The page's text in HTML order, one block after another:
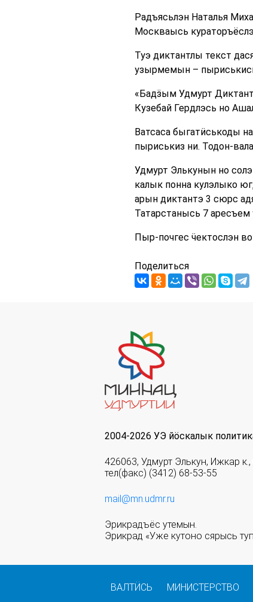
Радъясьлэн Наталья
Москваысь
Туэ диктантлы текст
узырмемын –
«Бадӟым Удмурт
Кузебай Гердлэсь но
Ватсаса быгатӥськоды
пыриськиз ни. Тодон-
Удмурт Элькунын но
калык понна кулэлыко
арын диктантэ 3 сюрс
Татарстанысь 7
Пыр-почгес ӵектослэн
Поделиться
2004-2026 УЭ йöскалык
426063, Удмурт Элькун, Ижкар
тел(факс) (3412) 68-53-55
mail@mn.udmr.ru
Эрикрадъёс утемын.
Эрикрад «Уже кутоно сярысь
ВАЛТӤСЬ МИНИСТЕРСТВО